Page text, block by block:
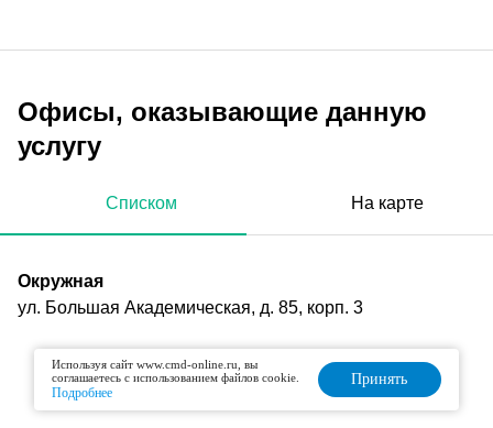
Офисы, оказывающие данную
услугу
Списком На карте
Окружная
ул. Большая Академическая, д. 85, корп. 3
Используя сайт www.cmd-online.ru, вы
соглашаетесь с использованием файлов cookie.
Подробнее
Принять